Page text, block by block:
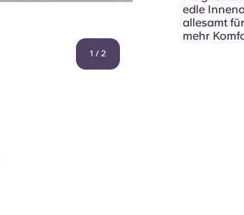
1 / 2
edle
allesamt
mehr